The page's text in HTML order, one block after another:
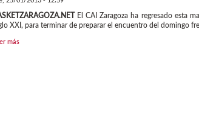
El CAI Zaragoza ha regresado esta
XXI, para terminar de preparar el encuentro del domingo
más